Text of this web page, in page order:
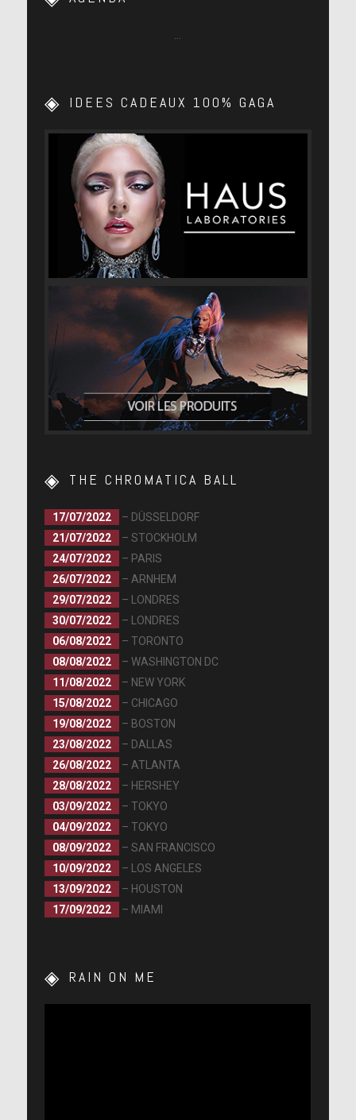
IDEES CADEAUX 100% GAGA
THE CHROMATICA BALL
17/07/2022
– DÜSSELDORF
21/07/2022
– STOCKHOLM
24/07/2022
– PARIS
26/07/2022
– ARNHEM
29/07/2022
– LONDRES
30/07/2022
– LONDRES
06/08/2022
– TORONTO
08/08/2022
– WASHINGTON DC
11/08/2022
– NEW YORK
15/08/2022
– CHICAGO
19/08/2022
– BOSTON
23/08/2022
– DALLAS
26/08/2022
– ATLANTA
28/08/2022
– HERSHEY
03/09/2022
– TOKYO
04/09/2022
– TOKYO
08/09/2022
– SAN FRANCISCO
10/09/2022
– LOS ANGELES
13/09/2022
– HOUSTON
17/09/2022
– MIAMI
RAIN ON ME